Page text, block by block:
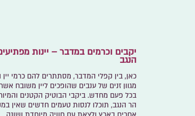
יקבים וכרמים במדבר – יינות
הנגב
כאן, בין קפלי המדבר, מסתתרים להם כרמי יין
מגוון זנים של ענבים שהופכים ליין משובח
בכל פעם מחדש. ביקבי הבוטיק הקטנים
הר הנגב, תוכלו לנסות טעמים חדשים שאין